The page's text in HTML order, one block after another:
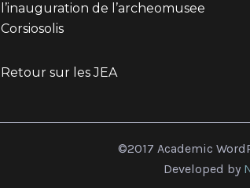
l’inauguration de l’archeomusee
Corsiosolis
Retour sur les JEA
©2017 Academic
Developed by